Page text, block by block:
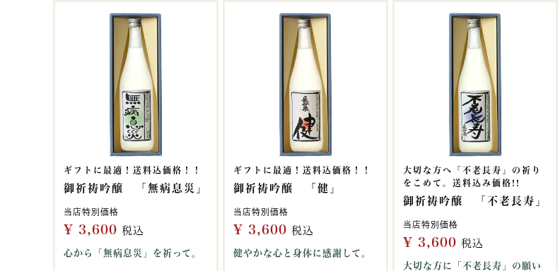
ギフトに最適！送料込価格！！
御祈祷吟醸 「無病息災」
当店特別価格
¥ 3,600 税込
心から「無病息災」を祈って。
ギフトに最適！送料込価格！！
御祈祷吟醸 「健」
当店特別価格
¥ 3,600 税込
健やかな心と身体に感謝して。
大切な方へ「不老長寿」の祈り
をこめて。送料込み価格!!
御祈祷吟醸 「不老長寿」
当店特別価格
¥ 3,600 税込
大切な方に「不老長寿」の願い